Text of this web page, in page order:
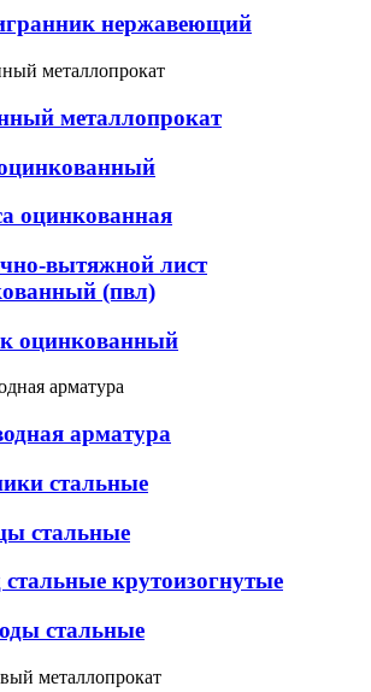
нержавеющий
металлопрокат
оцинкованная
вытяжной лист
(пвл)
оцинкованный
арматура
стальные
стальные
стальные крутоизогнутые
стальные